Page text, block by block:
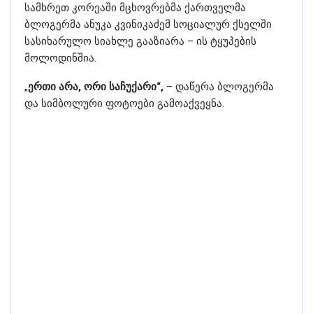
სამხრეთ კორეაში მცხოვრებმა ქართველმა
ბლოგერმა ანუკა კვინიკაძემ სოციალურ ქსელში
სასიხარულო სიახლე გააზიარა – ის ტყუპების
მოლოდინშია.
„ერთი არა, ორი საჩუქარი“, – დაწერა ბლოგერმა
და სიმბოლური ფოტოები გამოაქვეყნა.